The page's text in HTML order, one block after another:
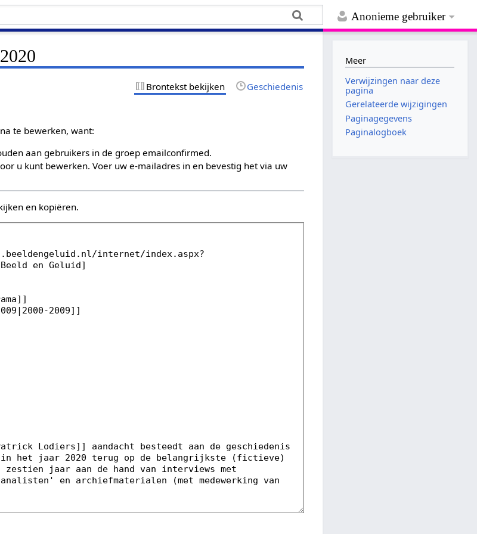
Anonieme gebruiker
Brontekst bekijken Geschiedenis
te bewerken, want:
aan gebruikers in de groep emailconfirmed.
u kunt bewerken. Voer uw e-mailadres in en bevestig het via uw
en kopiëren.
Meer
Verwijzingen naar deze
pagina
Gerelateerde wijzigingen
Paginagegevens
Paginalogboek